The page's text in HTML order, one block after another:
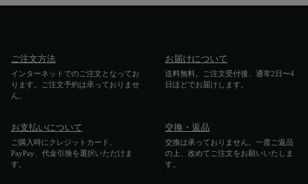
ご注文方法
インターネットでのご注文となってお
ります。ご注文予約は承っておりませ
ん。
お届けについて
送料無料。ご注文受付後、通常2日〜4
日ほどでお届けします。
お支払いについて
ご購入時にクレジットカード、
PayPay、代金引換を選択いただけま
す。
交換・返品
交換は承っておりません。一度ご返品
の上、改めてご注文をお願いいたしま
す。